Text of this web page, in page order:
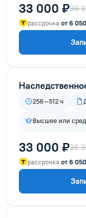
33 000 ₽36
рассрочка от 6
256–512 ч
Высшее или
33 000 ₽36
рассрочка от 6